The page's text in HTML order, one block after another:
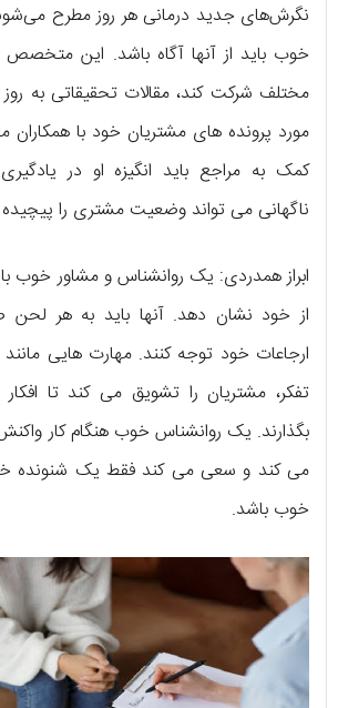
نگرش‌های جدید درمانی هر روز مطرح
خوب باید از آنها آگاه باشد. این متخصص
مختلف شرکت کند، مقالات تحقیقاتی به روز
مورد پرونده های مشتریان خود با
کمک به مراجع باید انگیزه او در
ناگهانی می تواند وضعیت مشتری را پیچیده
ابراز همدردی: یک روانشناس و مشاور خوب
از خود نشان دهد. آنها باید به هر
ارجاعات خود توجه کنند. مهارت هایی
تفکر، مشتریان را تشویق می کند تا
بگذارند. یک روانشناس خوب هنگام کار
می کند و سعی می کند فقط یک شنونده
خوب باشد.